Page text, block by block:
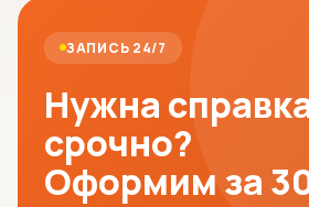
ЗАПИСЬ 24/7
Нужна
срочно?
Оформим за